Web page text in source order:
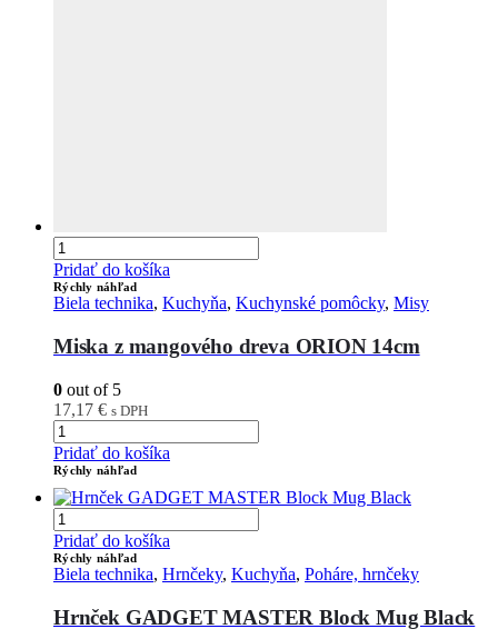
Pridať do košíka
Rýchly náhľad
Biela technika, Kuchyňa, Kuchynské pomôcky, Misy
Miska z mangového dreva ORION 14cm
0 out of 5
17,17 € s DPH
Pridať do košíka
Rýchly náhľad
Pridať do košíka
Rýchly náhľad
Biela technika, Hrnčeky, Kuchyňa, Poháre, hrnčeky
Hrnček GADGET MASTER Block Mug Black